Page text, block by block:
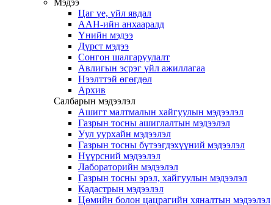
Мэдээ
Цаг үе, үйл явдал
ААН-ийн анхааралд
Үнийн мэдээ
Дүрст мэдээ
Сонгон шалгаруулалт
Авлигын эсрэг үйл ажиллагаа
Нээлттэй өгөгдөл
Архив
Салбарын мэдээлэл
Ашигт малтмалын хайгуулын мэдээлэл
Газрын тосны ашиглалтын мэдээлэл
Уул уурхайн мэдээлэл
Газрын тосны бүтээгдэхүүний мэдээлэл
Нүүрсний мэдээлэл
Лабораторийн мэдээлэл
Газрын тосны эрэл, хайгуулын мэдээлэл
Кадастрын мэдээлэл
Цөмийн болон цацрагийн хяналтын мэдээлэл